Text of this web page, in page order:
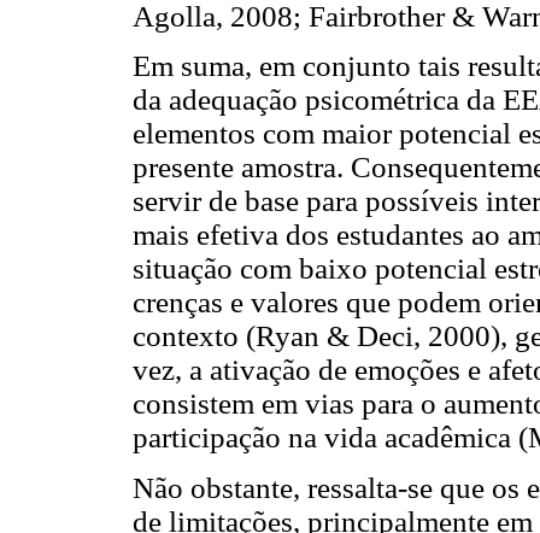
Agolla, 2008; Fairbrother &
Em suma, em conjunto tais
da adequação psicométrica da
elementos com maior potencial
presente amostra.
servir de base para possíveis
mais efetiva dos estudantes ao
situação com baixo potencial
crenças e valores que podem
contexto (Ryan & Deci, 2000),
vez, a ativação de emoções e
consistem em vias para o
participação na vida acadêmica
Não obstante, ressalta-se que os
de limitações, principalmente